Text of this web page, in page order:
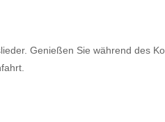
Genießen Sie während des